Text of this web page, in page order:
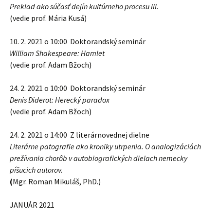
Preklad ako súčasť dejín kultúrneho procesu III.
(vedie prof. Mária Kusá)
10. 2. 2021 o 10:00 Doktorandský seminár
William Shakespeare: Hamlet
(vedie prof. Adam Bžoch)
24. 2. 2021 o 10:00 Doktorandský seminár
Denis Diderot: Herecký paradox
(vedie prof. Adam Bžoch)
24. 2. 2021 o 14:00 Z literárnovednej dielne
Literárne patografie ako kroniky utrpenia. O analogizáciách
prežívania chorôb v autobiografických dielach nemecky
píšucich autorov.
(Mgr. Roman Mikuláš, PhD.)
JANUÁR 2021